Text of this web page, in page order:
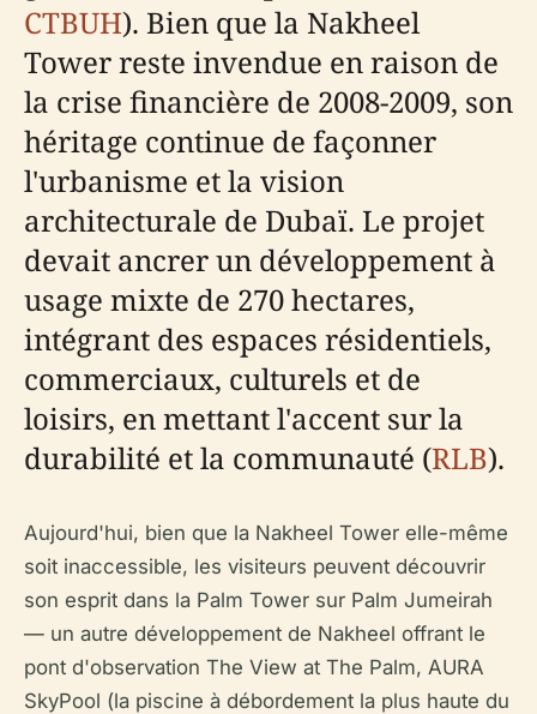
CTBUH). Bien que la Nakheel
Tower reste invendue en raison de
la crise financière de 2008-2009, son
héritage continue de façonner
l'urbanisme et la vision
architecturale de Dubaï. Le projet
devait ancrer un développement à
usage mixte de 270 hectares,
intégrant des espaces résidentiels,
commerciaux, culturels et de
loisirs, en mettant l'accent sur la
durabilité et la communauté (RLB).
Aujourd'hui, bien que la Nakheel Tower elle-même
soit inaccessible, les visiteurs peuvent découvrir
son esprit dans la Palm Tower sur Palm Jumeirah
— un autre développement de Nakheel offrant le
pont d'observation The View at The Palm, AURA
SkyPool (la piscine à débordement la plus haute du